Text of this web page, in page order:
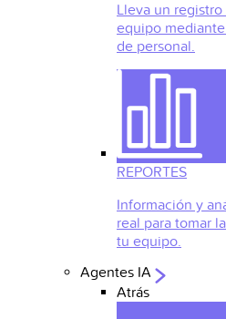
Lleva un
equipo
de personal.
REPORTES
Información y
real para tomar
tu equipo.
Agentes IA
Atrás